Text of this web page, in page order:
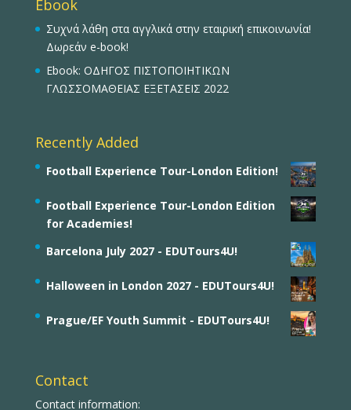
Ebook
Συχνά λάθη στα αγγλικά στην εταιρική επικοινωνία!
Δωρεάν e-book!
Ebook: ΟΔΗΓΟΣ ΠΙΣΤΟΠΟΙΗΤΙΚΩΝ
ΓΛΩΣΣΟΜΑΘΕΙΑΣ ΕΞΕΤΑΣΕΙΣ 2022
Recently Added
Football Experience Tour-London Edition!
Football Experience Tour-London Edition
for Academies!
Barcelona July 2027 - EDUTours4U!
Halloween in London 2027 - EDUTours4U!
Prague/EF Youth Summit - EDUTours4U!
Contact
Contact information: